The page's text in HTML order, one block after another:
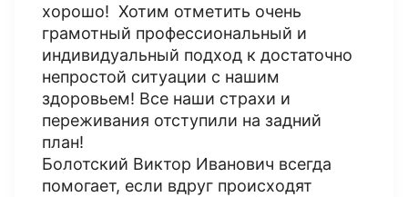
хорошо! Хотим отметить очень
грамотный профессиональный и
индивидуальный подход к достаточно
непростой ситуации с нашим
здоровьем! Все наши страхи и
переживания отступили на задний
план!
Болотский Виктор Иванович всегда
помогает, если вдруг происходят